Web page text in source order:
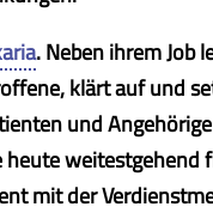
. Neben ihrem Job
klärt auf und
und
heute
mit der